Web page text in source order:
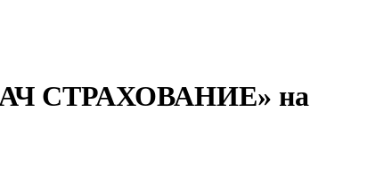
СТРАХОВАНИЕ» на